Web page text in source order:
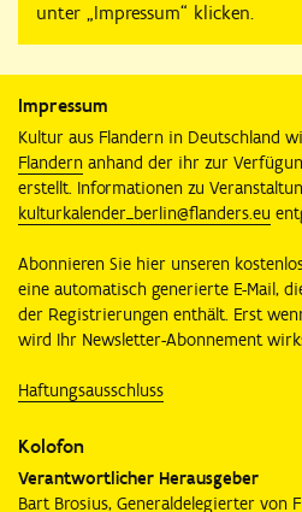
unter „Impressum“ klicken.
Impressum
Kultur aus Flandern in Deutschland
Flandern anhand der ihr zur
erstellt. Informationen zu
kulturkalender_berlin@flanders.eu
Abonnieren Sie hier unseren
eine automatisch generierte E-Mail,
der Registrierungen enthält. Erst
wird Ihr Newsletter-Abonnement
Haftungsausschluss
Kolofon
Verantwortlicher Herausgeber
Bart Brosius, Generaldelegierter von